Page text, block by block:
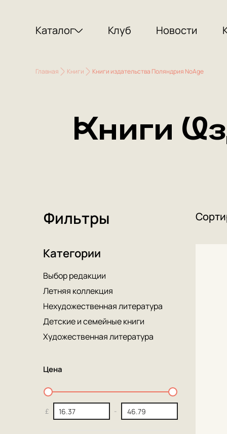
Каталог Клуб Новости
Главная Книги Книги издательства Поляндрия NoAge
Книги
Фильтры
Категории
Выбор редакции
Летняя коллекция
Нехудожественная литература
Детские и семейные книги
Художественная литература
Цена
£ -